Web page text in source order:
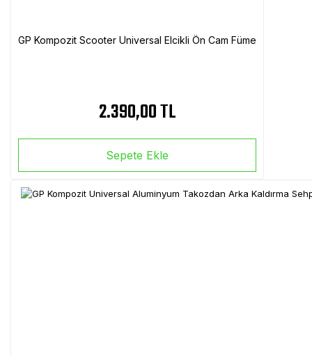
GP Kompozit Scooter Universal Elcikli Ön Cam Füme
2.390,00 TL
Sepete Ekle